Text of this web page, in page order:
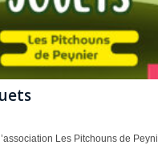
Les Pitchouns de